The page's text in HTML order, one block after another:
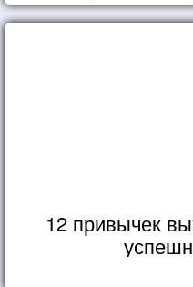
12 привычек